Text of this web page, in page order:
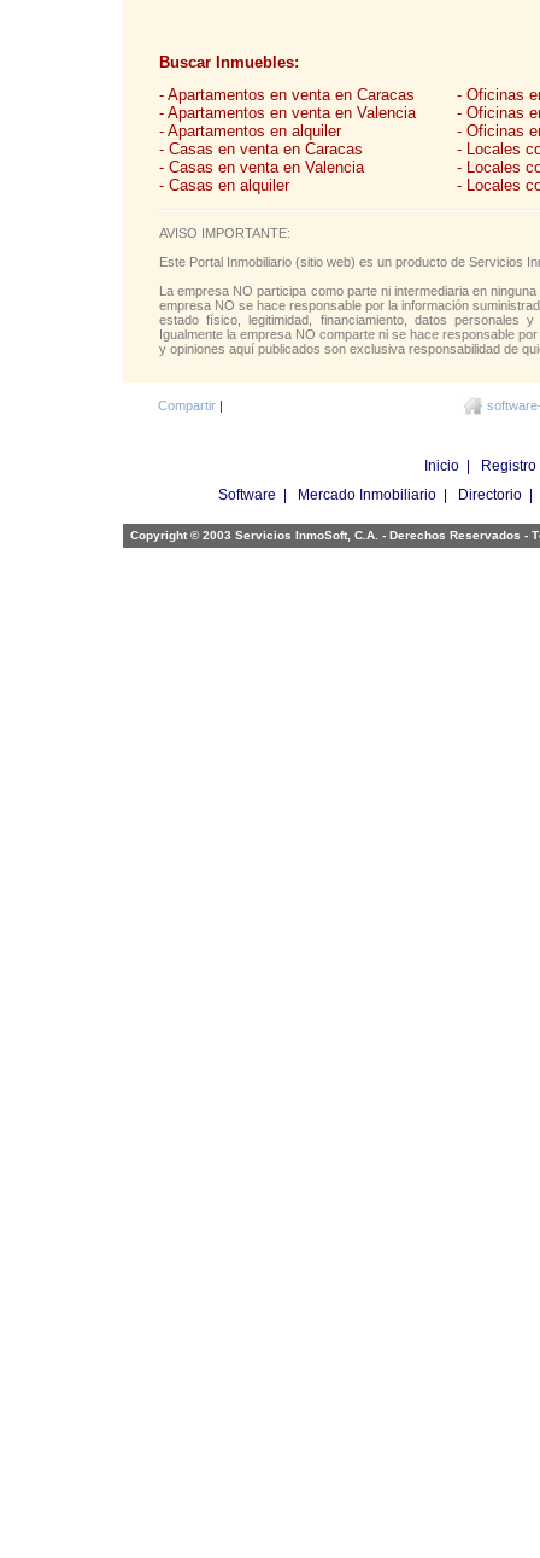
Buscar Inmuebles:
- Apartamentos en venta en Caracas
- Apartamentos en venta en Valencia
- Apartamentos en alquiler
- Casas en venta en Caracas
- Casas en venta en Valencia
- Casas en alquiler
- Oficinas
- Oficinas
- Oficinas
- Locales
- Locales
- Locales
AVISO IMPORTANTE:
Este Portal Inmobiliario (sitio web) es un producto de Servicios
La empresa NO participa como parte ni intermediaria en
empresa NO se hace responsable por la información
estado físico, legitimidad, financiamiento, datos personales
Igualmente la empresa NO comparte ni se hace responsable
y opiniones aquí publicados son exclusiva responsabilidad de
Compartir |
Inicio Registro
Software
Mercado Inmobiliario Directorio
Copyright © 2003 Servicios InmoSoft, C.A. - Derechos Reservados -